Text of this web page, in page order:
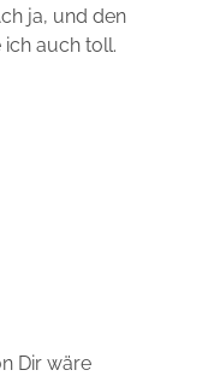
ja, und den
auch toll.
Dir wäre